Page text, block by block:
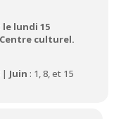
lundi 15
culturel.
| Juin : 1, 8, et 15